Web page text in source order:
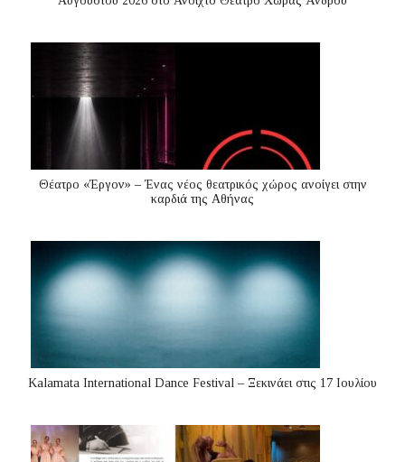
Θέατρο «Έργον» – Ένας νέος θεατρικός χώρος ανοίγει στην
καρδιά της Αθήνας
Kalamata International Dance Festival – Ξεκινάει στις 17 Ιουλίου